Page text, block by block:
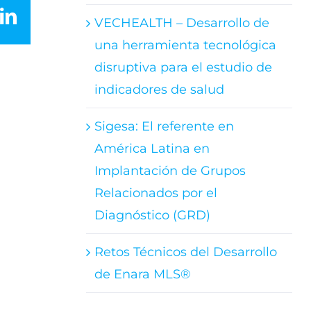
LinkedIn
VECHEALTH – Desarrollo de
una herramienta tecnológica
disruptiva para el estudio de
indicadores de salud
Sigesa: El referente en
América Latina en
Implantación de Grupos
Relacionados por el
Diagnóstico (GRD)
Retos Técnicos del Desarrollo
de Enara MLS®